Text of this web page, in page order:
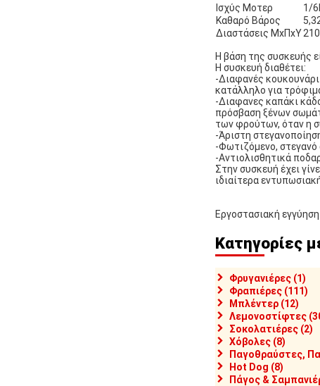
Ισχύς Μοτερ
1/
Καθαρό Βάρος
Διαστάσεις ΜxΠxΥ
Η βάση της συσκευής
Η συσκευή διαθέτει:
-Διαφανές
κατάλληλο για
-Διαφανες καπάκι
πρόσβαση ξένων
των φρούτων, όταν η
-Άριστη
-Φωτιζόμενο, στεγανό
-Αντιολισθητικά
Στην συσκευή έχει
ιδιαίτερα
Εργοστασιακή
Κατηγορίες
Φρυγανιέρες (1)
Φραπιέρες (111)
Μπλέντερ (12)
Λεμονοστίφτες
Σοκολατιέρες (2)
Χόβολες (8)
Παγοθραύστες,
Hot Dog (8)
Πάγος &